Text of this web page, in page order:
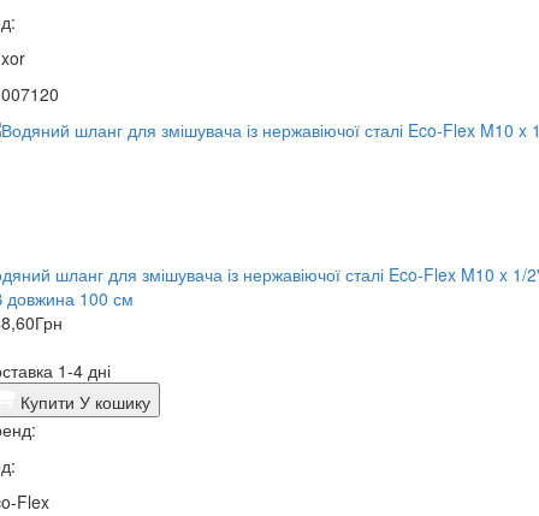
шланг для змішувача із нержавіючої сталі Eco-Flex M10 x 1/
довжина 100 см
Грн
1-4 дні
Купити У кошику
Flex